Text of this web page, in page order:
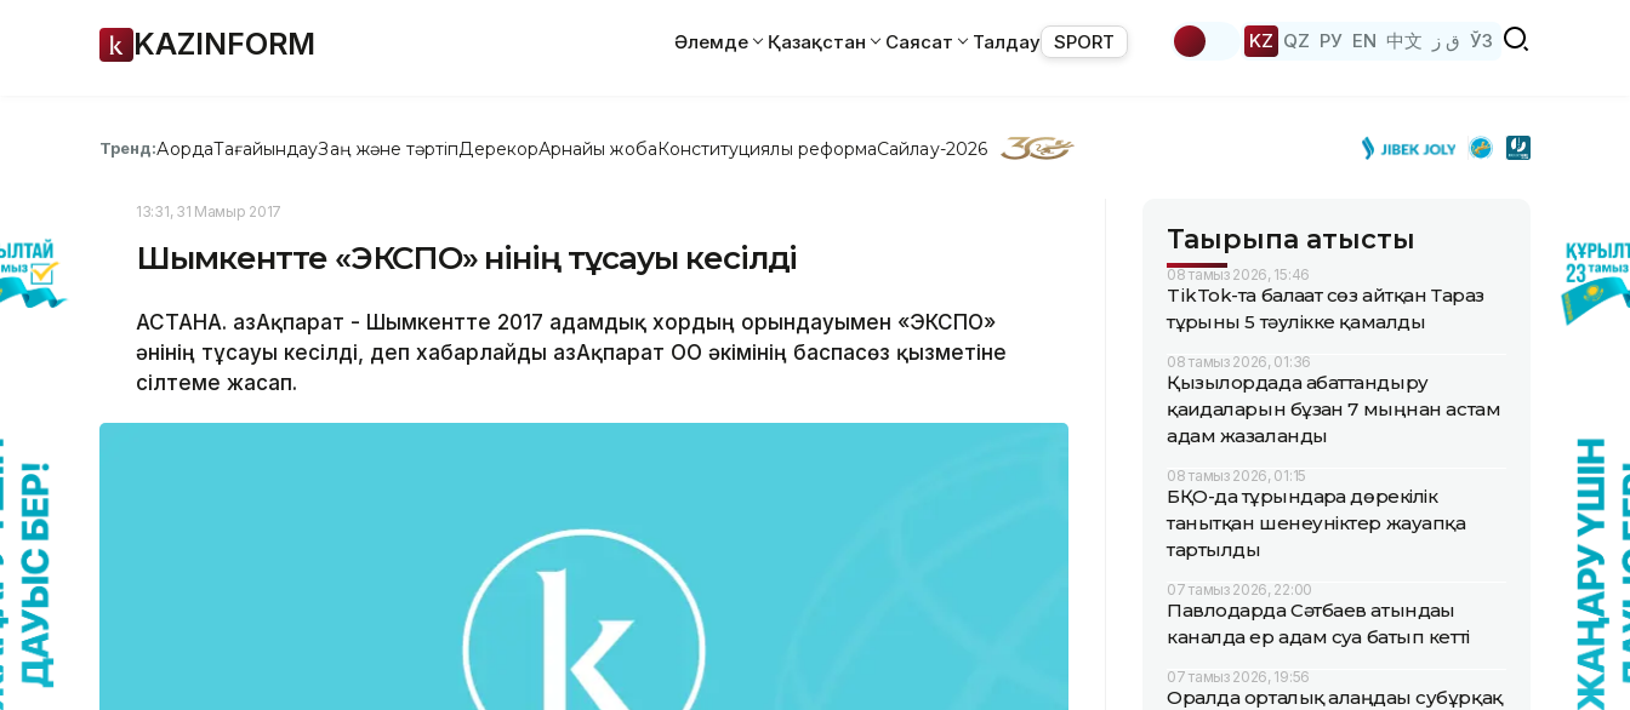
KAZINFORM Әлемде Қазақстан Саясат Талдау SPORT KZ QZ РУ EN 中文 ق ز ЎЗ
Тренд:АқордаТағайындауЗаң және тәртіпДерекқорАрнайы жобаКонституциялық реформаСайлау-2026
13:31, 31 Мамыр 2017
Шымкентте «ЭКСПО» әнінің тұсауы кесілді
АСТАНА. ҚазАқпарат - Шымкентте 2017 адамдық хордың орындауымен «ЭКСПО»
әнінің тұсауы кесілді, деп хабарлайды ҚазАқпарат ОҚО әкімінің баспасөз қызметіне
сілтеме жасап.
Тақырыпқа қатысты
08 тамыз 2026, 15:46
TikTok-та балағат сөз айтқан Тараз
тұрғыны 5 тәулікке қамалды
08 тамыз 2026, 01:36
Қызылордада абаттандыру
қағидаларын бұзған 7 мыңнан астам
адам жазаланды
08 тамыз 2026, 01:15
БҚО-да тұрғындарға дөрекілік
танытқан шенеуніктер жауапқа
тартылды
07 тамыз 2026, 22:00
Павлодарда Сәтбаев атындағы
каналда ер адам суға батып кетті
07 тамыз 2026, 19:56
Оралда орталық алаңдағы субұрқақ